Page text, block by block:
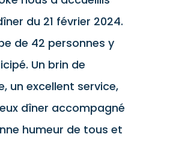
du 21 février 2024.
de 42 personnes y
Un brin de
un excellent service,
dîner accompagné
humeur de tous et